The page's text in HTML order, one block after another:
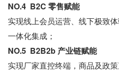
NO.4  B2C 零售赋能
实现线上会员运营、线下极致
一体化集成；
NO.5  B2B2b 产业链赋能
实现厂家直控终端，商品及政